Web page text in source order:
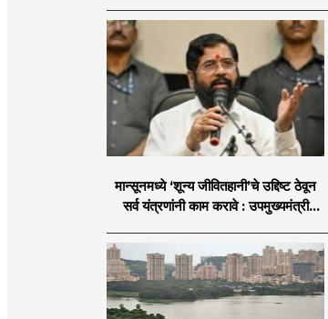
मान्सूनमध्ये ‘शून्य जीवितहानी’चे उद्दिष्ट ठेवून
सर्व यंत्रणांनी काम करावे : उपमुख्यमंत्री